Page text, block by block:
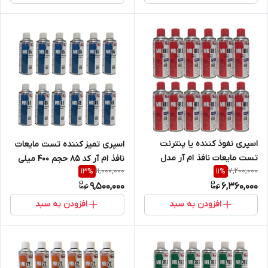
اسپری نفوذ کننده یا پنترنت
تست مایعات نافذ ام آر مدل
68C بسته 12عددی
7,200,000
11%
6,360,000
افزودن به سبد
اسپری تمیز کننده تست مایعات
نافذ ام آر کد 85 حجم 400 میلی
لیتر بسته 12 عددی
11,000,000
13%
9,500,000
افزودن به سبد